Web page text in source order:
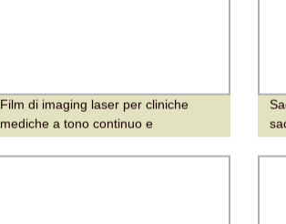
Film di imaging laser per cliniche
mediche a tono continuo e